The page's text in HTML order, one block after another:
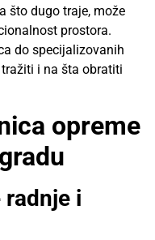
što dugo traje, može
prostora.
do specijalizovanih
i na šta obratiti
opreme
radnje i